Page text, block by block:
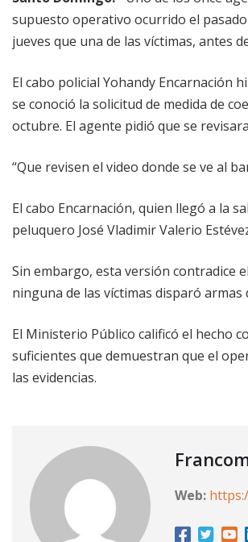
supuesto operativo ocurrido el
jueves que una de las víctimas, antes
El cabo policial Yohandy Encarnación
se conoció la solicitud de medida de
octubre. El agente pidió que se
“Que revisen el video donde se ve al
El cabo Encarnación, quien llegó a la
peluquero José Vladimir Valerio
Sin embargo, esta versión contradice
ninguna de las víctimas disparó
El Ministerio Público calificó el hecho
suficientes que demuestran que el
las evidencias.
Web: